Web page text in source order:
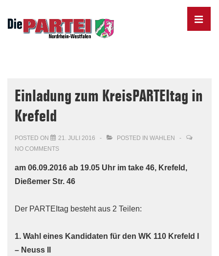
Skip
MENU
Einladung zum KreisPARTEItag in
Krefeld
POSTED ON 21. JULI 2016 POSTED IN WAHLEN
NO COMMENTS
am 06.09.2016 ab 19.05 Uhr im take 46, Krefeld,
Dießemer Str. 46
Der PARTEItag besteht aus 2 Teilen:
1. Wahl eines Kandidaten für den WK 110 Krefeld I
– Neuss II